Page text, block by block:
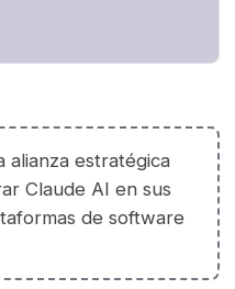
alianza estratégica
Claude AI en sus
de software